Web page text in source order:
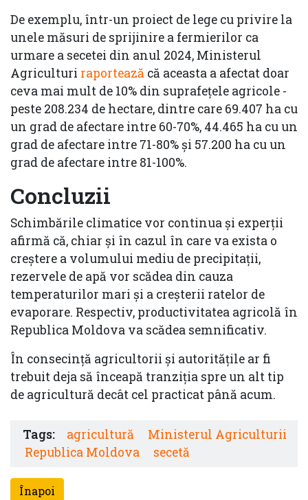
De exemplu, într-un proiect de lege cu privire la
unele măsuri de sprijinire a fermierilor ca
urmare a secetei din anul 2024, Ministerul
Agriculturi raportează că aceasta a afectat doar
ceva mai mult de 10% din suprafeţele agricole -
peste 208.234 de hectare, dintre care 69.407 ha cu
un grad de afectare intre 60-70%, 44.465 ha cu un
grad de afectare intre 71-80% și 57.200 ha cu un
grad de afectare intre 81-100%.
Concluzii
Schimbările climatice vor continua şi experții
afirmă că, chiar și în cazul în care va exista o
creștere a volumului mediu de precipitații,
rezervele de apă vor scădea din cauza
temperaturilor mari și a creșterii ratelor de
evaporare. Respectiv, productivitatea agricolă în
Republica Moldova va scădea semnificativ.
În consecinţă agricultorii şi autorităţile ar fi
trebuit deja să înceapă tranziţia spre un alt tip
de agricultură decât cel practicat până acum.
Tags: agricultură
Ministerul Agriculturii
Republica Moldova
secetă
Înapoi